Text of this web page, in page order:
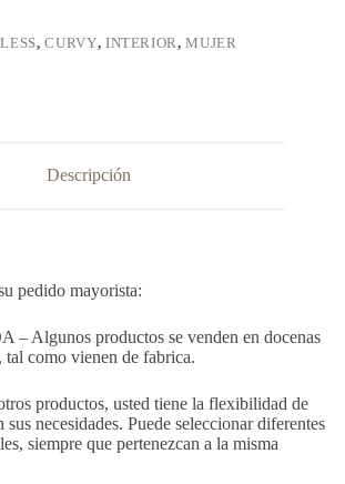
,CURVY, INTERIOR,MUJER
Descripción
pedido mayorista:
Algunos productos se venden en docenas
tal como vienen de fabrica.
productos, usted tiene la flexibilidad de
sus necesidades. Puede seleccionar diferentes
siempre que pertenezcan a la misma